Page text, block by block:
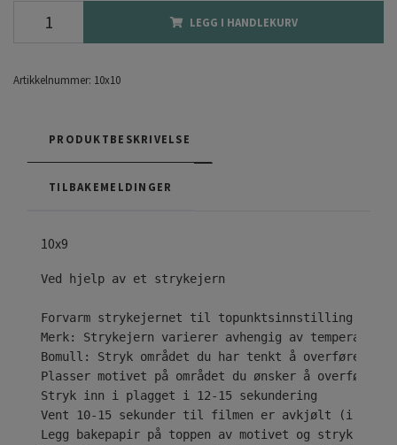
LEGG I HANDLEKURV
Artikkelnummer: 10x10
PRODUKTBESKRIVELSE
TILBAKEMELDINGER
10x9
Ved hjelp av et strykejern
Forvarm strykejernet til topunktsinnstilling ( • •
Merk: Strykejern varierer avhengig av
Bomull: Stryk området du har tenkt å overføre
Plasser motivet på området du ønsker å overføre
Stryk inn i plagget i 12-15 sekundering
Vent 10-15 sekunder til filmen er avkjølt (i
Legg bakepapir på toppen av motivet og stryk i